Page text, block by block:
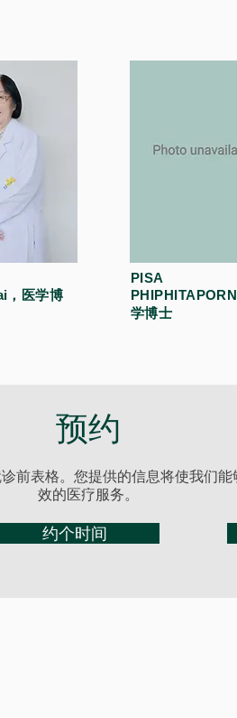
，医学博
PISA
学博士
预约
前表格。您提供的信息将使我们
效的医疗服务。
约个时间